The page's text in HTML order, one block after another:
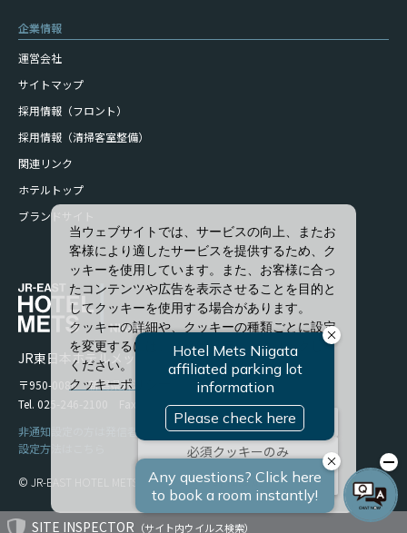
企業情報
運営会社
サイトマップ
採用情報（フロント）
採用情報（清掃客室整備）
関連リンク
ホテルトップ
ブランドサイト
JR東日本ホテルメッツ 新潟
〒950-0086 新潟県新潟市中央区花園1-96-47
Tel. 025-246-2100 Fax. 025-246-2114
非通知設定の方は発信者番号を設定の上お電話ください。
設定方法はこちら
© JR-EAST HOTEL METS
SITE INSPECTOR （サイト内ウイルス検索）
当ウェブサイトでは、サービスの向上、またお
客様により適したサービスを提供するため、ク
ッキーを使用しています。また、お客様に合っ
たコンテンツや広告を表示させることを目的と
してクッキーを使用する場合があります。
クッキーの詳細や、クッキーの種類ごとに設定
を変更するには、「詳細設定」をクリックして
ください。
クッキーポリシー
すべて許可
必須クッキーのみ
詳細設定